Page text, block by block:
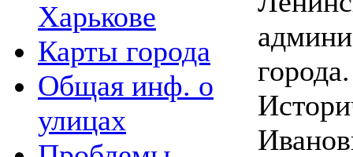
Харькове
Карты города
Общая инф. о
улицах
города.